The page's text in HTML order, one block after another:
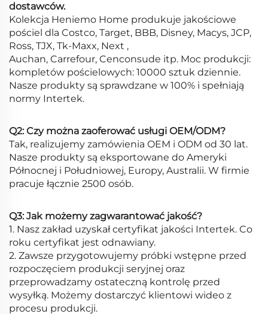
dostawców.
Kolekcja Heniemo Home produkuje jakościowe
pościel dla Costco, Target, BBB, Disney, Macys, JCP,
Ross, TJX, Tk-Maxx, Next ,
Auchan, Carrefour, Cenconsude itp. Moc produkcji:
kompletów pościelowych: 10000 sztuk dziennie.
Nasze produkty są sprawdzane w 100% i spełniają
normy Intertek.
Q2: Czy można zaoferować usługi OEM/ODM?
Tak, realizujemy zamówienia OEM i ODM od 30 lat.
Nasze produkty są eksportowane do Ameryki
Północnej i Południowej, Europy, Australii. W firmie
pracuje łącznie 2500 osób.
Q3: Jak możemy zagwarantować jakość?
1. Nasz zakład uzyskał certyfikat jakości Intertek. Co
roku certyfikat jest odnawiany.
2. Zawsze przygotowujemy próbki wstępne przed
rozpoczęciem produkcji seryjnej oraz
przeprowadzamy ostateczną kontrolę przed
wysyłką. Możemy dostarczyć klientowi wideo z
procesu produkcji.